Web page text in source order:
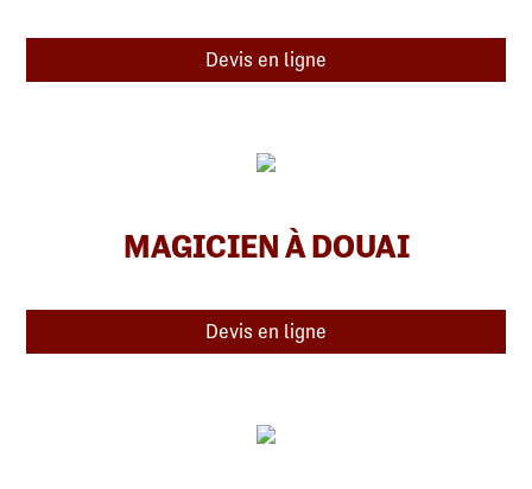
Devis en ligne
MAGICIEN À DOUAI
Devis en ligne